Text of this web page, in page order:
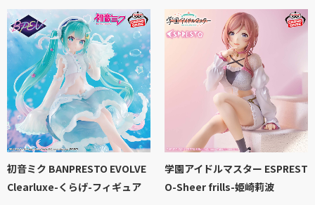
初音ミク BANPRESTO EVOLVE
Clearluxe-くらげ-フィギュア
学園アイドルマスター ESPREST
O-Sheer frills-姫崎莉波